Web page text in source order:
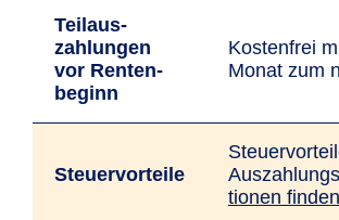
Teil­aus­
zahlun­gen
vor Renten­­
beginn
Kostenfrei
Monat zum
Steuer­­vor­teile
tio­nen